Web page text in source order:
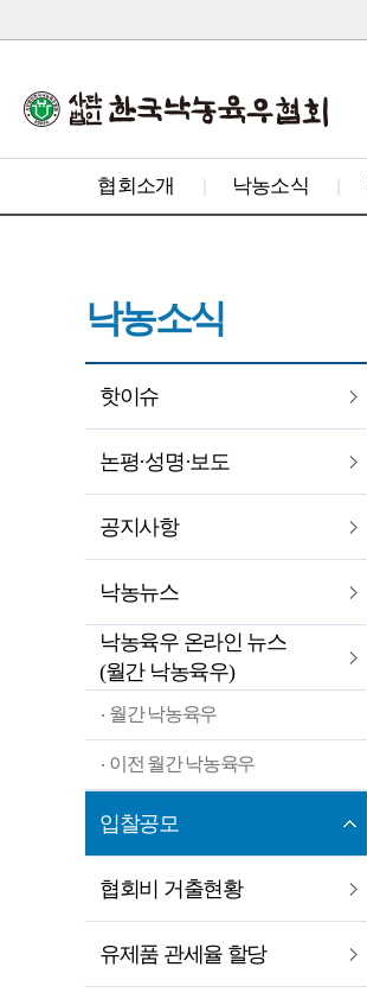
협회소개 낙농소식
낙농소식
핫이슈
논평·성명·보도
공지사항
낙농뉴스
낙농육우 온라인 뉴스
(월간 낙농육우)
월간 낙농육우
이전 월간 낙농육우
입찰공모
협회비 거출현황
유제품 관세율 할당